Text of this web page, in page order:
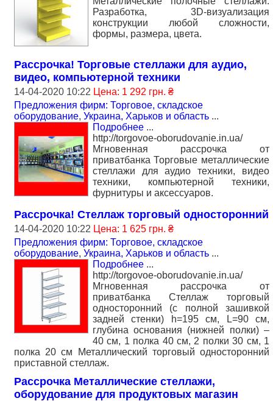
Разработка, 3D-визуализация
конструкции любой сложности,
формы, размера, цвета.
Рассрочка! Торговые стеллажи для аудио,
видео, компьютерной техники
14-04-2020 10:22 Цена: 1 292 грн. ₴
Предложения фирм: Торговое, складское
оборудование, Украина, Харьков и область ...
Подробнее ...
http://torgovoe-oborudovanie.in.ua/
Мгновенная рассрочка от
приватбанка Торговые металлические
стеллажи для аудио техники, видео
техники, компьютерной техники,
фурнитуры и аксессуаров.
Рассрочка! Стеллаж торговый односторонний
14-04-2020 10:22 Цена: 1 625 грн. ₴
Предложения фирм: Торговое, складское
оборудование, Украина, Харьков и область ...
Подробнее ...
http://torgovoe-oborudovanie.in.ua/
Мгновенная рассрочка от
приватбанка Стеллаж торговый
односторонний (с полной зашивкой
задней стенки) h=195 см, L=90 см,
глубина основания (нижней полки) –
40 см, 1 полка 40 см, 2 полки 30 см, 1
полка 20 см Металлический торговый односторонний
приставной стеллаж.
Рассрочка Металлические стеллажи,
оборудование для продуктовых магазин